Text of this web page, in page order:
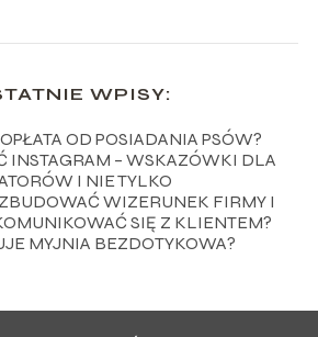
WPISY:
OD POSIADANIA PSÓW?
INSTAGRAM – WSKAZÓWKI DLA
I NIE TYLKO
WIZERUNEK FIRMY I
SIĘ Z KLIENTEM?
MYJNIA BEZDOTYKOWA?